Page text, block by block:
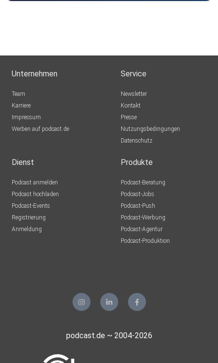
Unternehmen
Team
Karriere
Impressum
Werben auf podcast.de
Service
Newsletter
Kontakt
Presse
Nutzungsbedingungen
Datenschutz
Dienst
Podcast anmelden
Podcast hochladen
Podcast-Events
Registrierung
Anmeldung
Produkte
Podcast-Beratung
Podcast-Jobs
Podcast-Push
Podcast-Werbung
Podcast-Agentur
Podcast-Produktion
podcast.de ~ 2004-2026